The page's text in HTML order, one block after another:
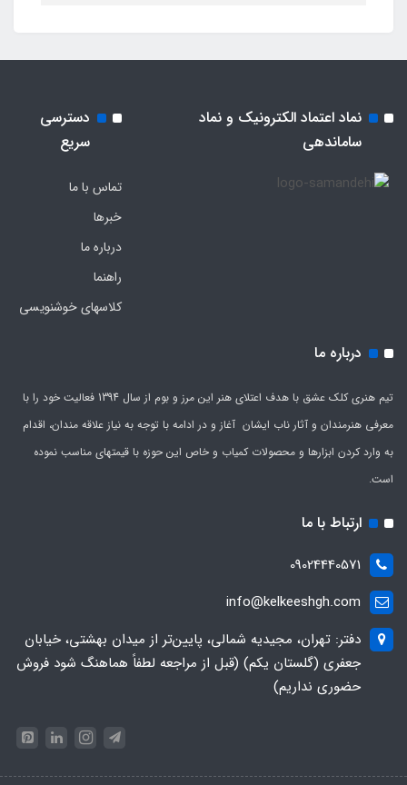
نماد اعتماد الکترونیک و نماد
ساماندهی
دسترسی
سریع
تماس با ما
خبرها
درباره ما
راهنما
کلاسهای خوشنویسی
درباره ما
تیم هنری کلک عشق با هدف اعتلای هنر این مرز و بوم از سال 1394 فعالیت خود را با
معرفی هنرمندان و آثار ناب ایشان آغاز و در ادامه با توجه به نیاز علاقه مندان، اقدام
به وارد کردن ابزارها و محصولات کمیاب و خاص این حوزه با قیمتهای مناسب نموده
است.
ارتباط با ما
09024440571
info@kelkeeshgh.com
دفتر: تهران، مجیدیه شمالی، پایین‌تر از میدان بهشتی، خیابان
جعفری (گلستان یکم) (قبل از مراجعه لطفاً هماهنگ شود فروش
حضوری نداریم)